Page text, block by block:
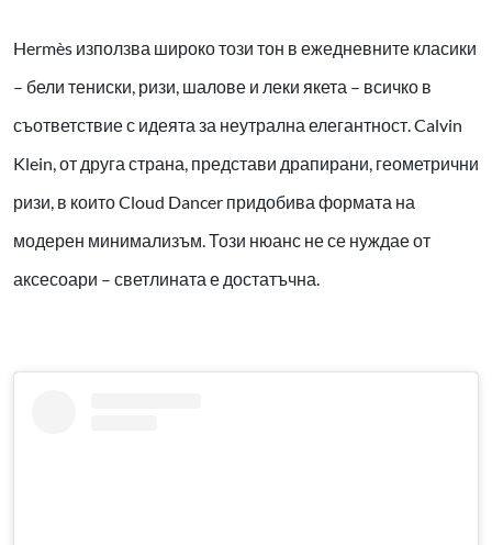
Hermès използва широко този тон в ежедневните класики
– бели тениски, ризи, шалове и леки якета – всичко в
съответствие с идеята за неутрална елегантност. Calvin
Klein, от друга страна, представи драпирани, геометрични
ризи, в които Cloud Dancer придобива формата на
модерен минимализъм. Този нюанс не се нуждае от
аксесоари – светлината е достатъчна.